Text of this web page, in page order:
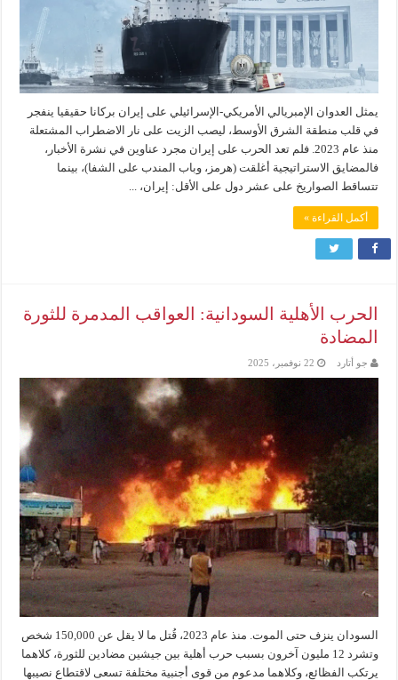
يمثل العدوان الإمبريالي الأمريكي-الإسرائيلي على إيران بركانا حقيقيا ينفجر
في قلب منطقة الشرق الأوسط، ليصب الزيت على نار الاضطراب المشتعلة
منذ عام 2023. فلم تعد الحرب على إيران مجرد عناوين في نشرة الأخبار،
فالمضايق الاستراتيجية أغلقت (هرمز، وباب المندب على الشفا)، بينما
تتساقط الصواريخ على عشر دول على الأقل: إيران، ...
أكمل القراءة »
الحرب الأهلية السودانية: العواقب المدمرة للثورة
المضادة
جو أتارد 22 نوفمبر، 2025
السودان ينزف حتى الموت. منذ عام 2023، قُتل ما لا يقل عن 150,000 شخص
وتشرد 12 مليون آخرون بسبب حرب أهلية بين جيشين مضادين للثورة، كلاهما
يرتكب الفظائع، وكلاهما مدعوم من قوى أجنبية مختلفة تسعى لاقتطاع نصيبها